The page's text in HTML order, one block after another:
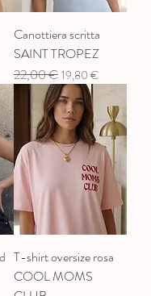
Canottiera scritta
SAINT TROPEZ
Prix original
22,00 € Prix promotionnel
19,80 €
T-shirt oversize rosa
COOL MOMS